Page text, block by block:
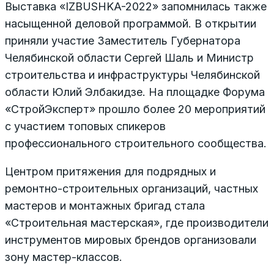
Выставка «IZBUSHKA-2022» запомнилась также
насыщенной деловой программой. В открытии
приняли участие Заместитель Губернатора
Челябинской области Сергей Шаль и Министр
строительства и инфраструктуры Челябинской
области Юлий Элбакидзе. На площадке Форума
«СтройЭксперт» прошло более 20 мероприятий
с участием топовых спикеров
профессионального строительного сообщества.
Центром притяжения для подрядных и
ремонтно-строительных организаций, частных
мастеров и монтажных бригад стала
«Строительная мастерская», где производители
инструментов мировых брендов организовали
зону мастер-классов.